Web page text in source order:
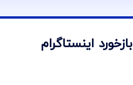
بازخورد اینستاگرام